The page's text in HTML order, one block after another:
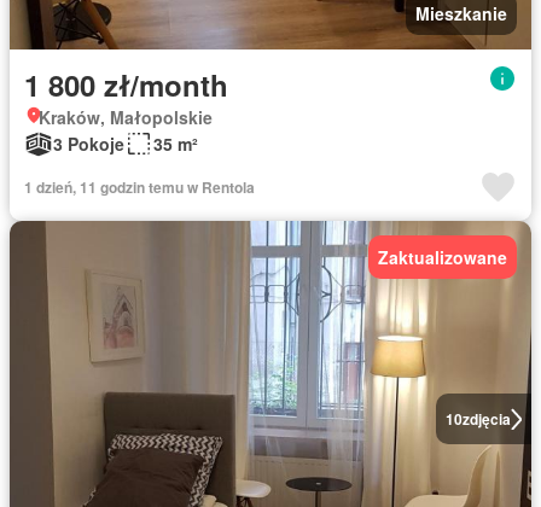
Mieszkanie
1 800 zł/month
Kraków, Małopolskie
3 Pokoje
35 m²
1 dzień, 11 godzin temu w Rentola
10zdjęcia
Zaktualizowane